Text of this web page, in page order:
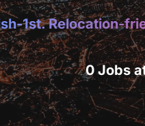
1st. Relocation-
0 Jobs